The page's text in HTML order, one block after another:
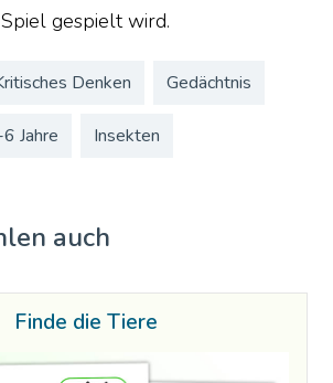
gespielt wird.
Denken Gedächtnis
Jahre Insekten
auch
Finde die Tiere